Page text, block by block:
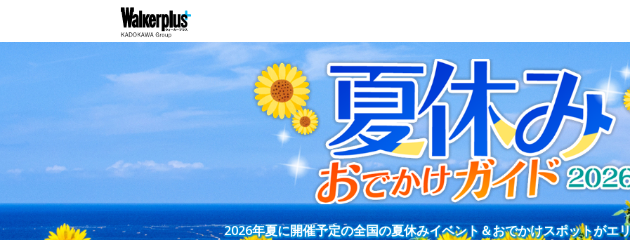
2026年夏に開催予定の全国の夏休みイベント＆おでかけスポットがエ